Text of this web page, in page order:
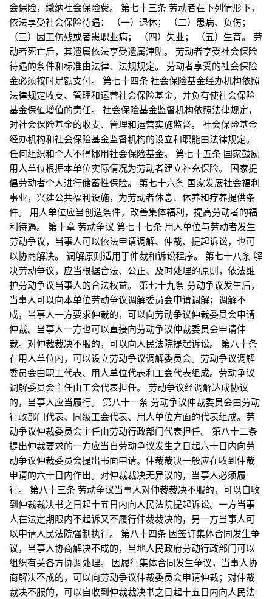
会保险，缴纳社会保险费。 第七十三条 劳动者在下列情形下，
依法享受社会保险待遇： （一）退休； （二）患病、负伤；
（三）因工伤残或者患职业病； （四）失业； （五）生育。 劳
动者死亡后，其遗属依法享受遗属津贴。 劳动者享受社会保险
待遇的条件和标准由法律、法规规定。 劳动者享受的社会保险
金必须按时足额支付。 第七十四条 社会保险基金经办机构依照
法律规定收支、管理和运营社会保险基金，并负有使社会保险
基金保值增值的责任。 社会保险基金监督机构依照法律规定，
对社会保险基金的收支、管理和运营实施监督。 社会保险基金
经办机构和社会保险基金监督机构的设立和职能由法律规定。
任何组织和个人不得挪用社会保险基金。 第七十五条 国家鼓励
用人单位根据本单位实际情况为劳动者建立补充保险。 国家提
倡劳动者个人进行储蓄性保险。 第七十六条 国家发展社会福利
事业，兴建公共福利设施，为劳动者休息、休养和疗养提供条
件。 用人单位应当创造条件，改善集体福利，提高劳动者的福
利待遇。 第十章 劳动争议 第七十七条 用人单位与劳动者发生
劳动争议，当事人可以依法申请调解、仲裁、提起诉讼，也可
以协商解决。 调解原则适用于仲裁和诉讼程序。 第七十八条 解
决劳动争议，应当根据合法、公正、及时处理的原则，依法维
护劳动争议当事人的合法权益。 第七十九条 劳动争议发生后，
当事人可以向本单位劳动争议调解委员会申请调解；调解不
成，当事人一方要求仲裁的，可以向劳动争议仲裁委员会申请
仲裁。当事人一方也可以直接向劳动争议仲裁委员会申请仲
裁。对仲裁裁决不服的，可以向人民法院提起诉讼。 第八十条
在用人单位内，可以设立劳动争议调解委员会。劳动争议调解
委员会由职工代表、用人单位代表和工会代表组成。劳动争议
调解委员会主任由工会代表担任。 劳动争议经调解达成协议
的，当事人应当履行。 第八十一条 劳动争议仲裁委员会由劳动
行政部门代表、同级工会代表、用人单位方面的代表组成。劳
动争议仲裁委员会主任由劳动行政部门代表担任。 第八十二条
提出仲裁要求的一方应当自劳动争议发生之日起六十日内向劳
动争议仲裁委员会提出书面申请。仲裁裁决一般应在收到仲裁
申请的六十日内作出。对仲裁裁决无异议的，当事人必须履
行。 第八十三条 劳动争议当事人对仲裁裁决不服的，可以自收
到仲裁裁决书之日起十五日内向人民法院提起诉讼。一方当事
人在法定期限内不起诉又不履行仲裁裁决的，另一方当事人可
以申请人民法院强制执行。 第八十四条 因签订集体合同发生争
议，当事人协商解决不成的，当地人民政府劳动行政部门可以
组织有关各方协调处理。 因履行集体合同发生争议，当事人协
商解决不成的，可以向劳动争议仲裁委员会申请仲裁；对仲裁
裁决不服的，可以自收到仲裁裁决书之日起十五日内向人民法